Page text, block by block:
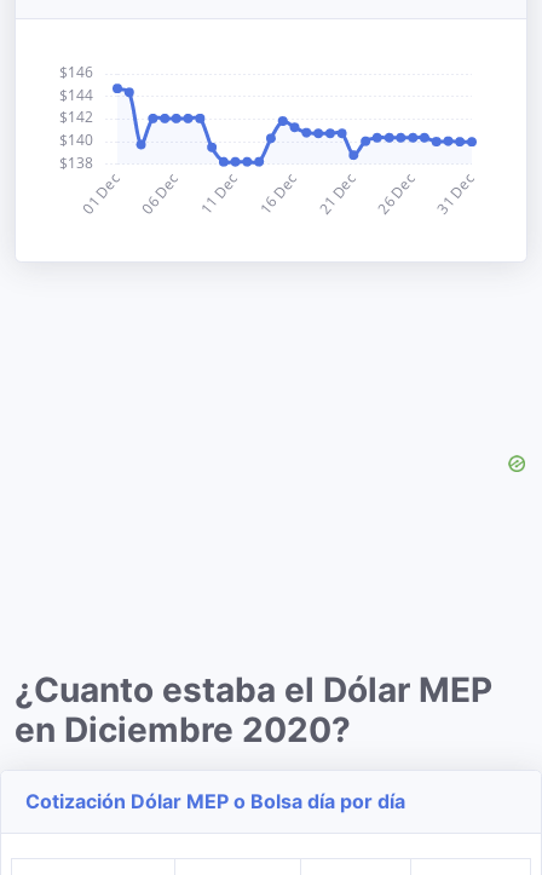
¿Cuanto estaba el Dólar MEP
en Diciembre 2020?
Cotización Dólar MEP o Bolsa día por día